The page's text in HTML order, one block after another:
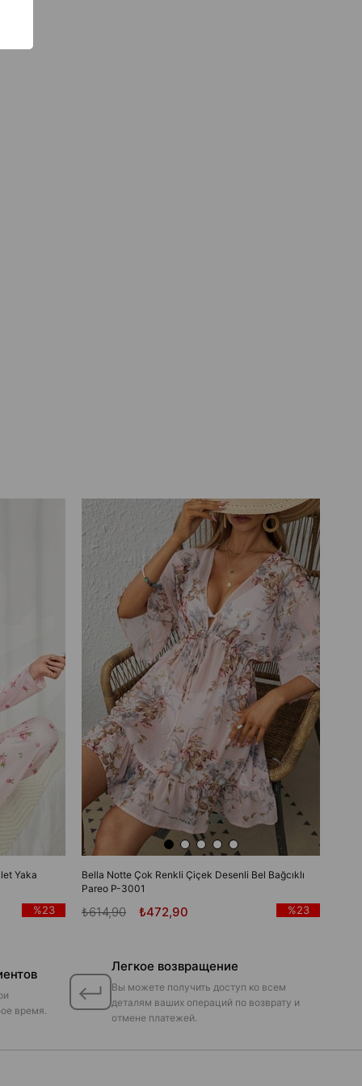
Yaka
%23
Bella Notte Çok Renkli Çiçek Desenli Bel Bağcıklı
Pareo P-3001
₺472,90
₺614,90 %23
время.
Легкое возвращение
Вы можете получить доступ ко всем
деталям ваших операций по возврату и
отмене платежей.